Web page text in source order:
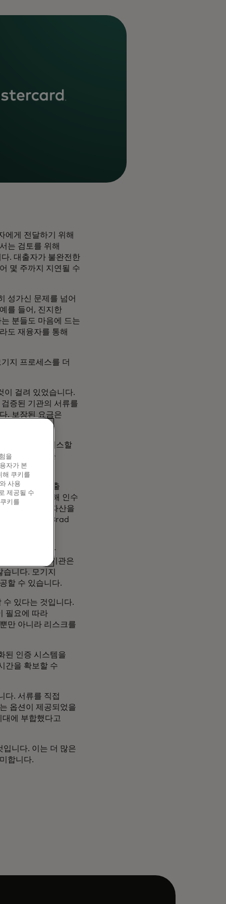
에게 전달하기 위해
는 검토를 위해
. 대출자가 불완전한
몇 주까지 지연될 수
성가신 문제를 넘어
를 들어, 진지한
분들도 마음에 드는
도 재융자를 통해
지 프로세스를 더
이 걸려 있었습니다.
증된 기관의 서류를
. 보장된 요금은
여 계좌에 액세스할
를 통해 대출
우에 따라 대출
로세스를 통해 인수
대해 소득과 자산을
석 부사장인 Brad
니다. 대출자가
을 통해 대출 기관은
니다. 모기지
할 수 있습니다.
수 있다는 것입니다.
필요에 따라
만 아니라 리스크를
된 인증 시스템을
간을 확보할 수
다. 서류를 직접
옵션이 제공되었을
에 부합했다고
니다. 이는 더 많은
합니다.
을
자가 본
해 쿠키를
사용
제공될 수
키를